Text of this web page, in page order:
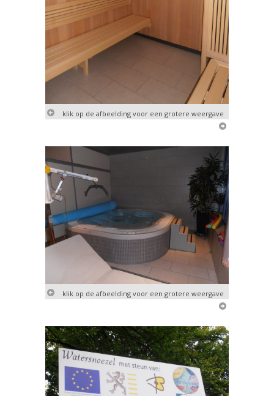
klik op de afbeelding voor een grotere weergave
klik op de afbeelding voor een grotere weergave